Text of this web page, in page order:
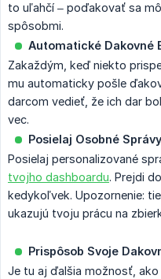
to uľahčí – poďakovať sa
spôsobmi.
Automatické Dakovné
Zakaždým, keď niekto
mu automaticky pošle
darcom vedieť, že ich dar
vec.
Posielaj Osobné
Posielaj personalizované
tvojho dashboardu. Prejdi
kedykoľvek. Upozornenie:
ukazujú tvoju prácu na
Prispôsob Svoje
Je tu aj ďalšia možnosť,